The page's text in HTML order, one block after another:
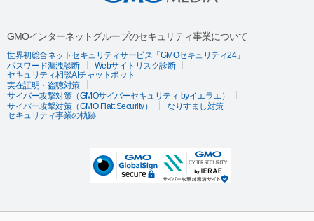
GMOインターネットグループのセキュリティ事業について
世界初総合ネットセキュリティサービス「GMOセキュリティ24」
パスワード漏洩診断
Webサイトリスク診断
セキュリティ相談AIチャットボット
実在証明・盗聴対策
サイバー攻撃対策（GMOサイバーセキュリティ byイエラエ）
サイバー攻撃対策（GMO Flatt Security）
なりすまし対策
セキュリティ事業の軌跡